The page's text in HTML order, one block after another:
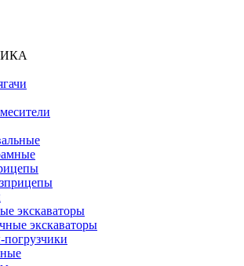
экскаваторы
экскаваторы
погрузчики